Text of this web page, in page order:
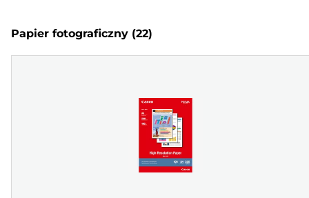
Papier fotograficzny (22)